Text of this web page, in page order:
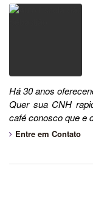
Há 30 anos
Quer sua CNH
café conosco que e
Entre em Contato